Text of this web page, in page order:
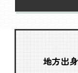
地方出